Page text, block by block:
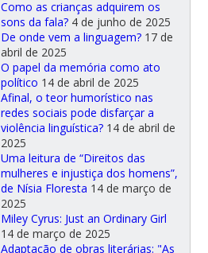
Como as crianças adquirem os
sons da fala? 4 de junho de 2025
De onde vem a linguagem? 17 de
abril de 2025
O papel da memória como ato
político 14 de abril de 2025
Afinal, o teor humorístico nas
redes sociais pode disfarçar a
violência linguística? 14 de abril de
2025
Uma leitura de “Direitos das
mulheres e injustiça dos homens”,
de Nísia Floresta 14 de março de
2025
Miley Cyrus: Just an Ordinary Girl
14 de março de 2025
Adaptação de obras literárias: "As